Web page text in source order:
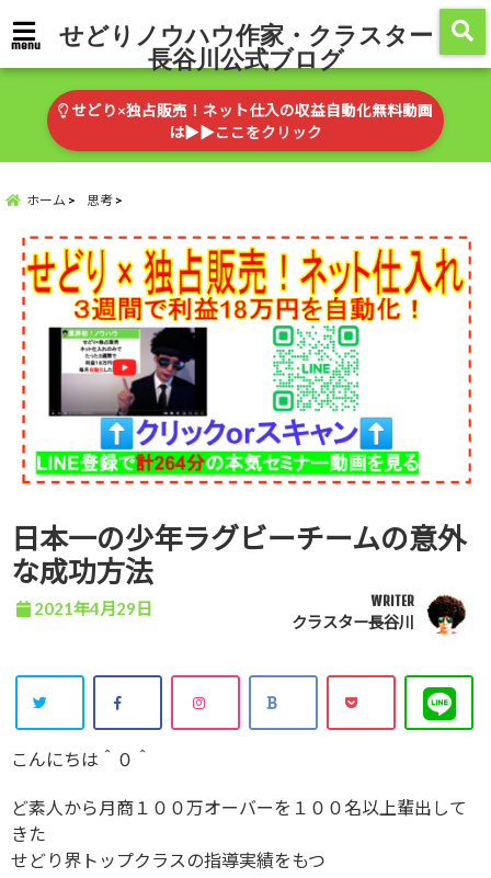
menu せどりノウハウ作家・クラスター
長谷川公式ブログ
せどり×独占販売！ネット仕入の収益自動化無料動画
は▶︎▶︎ここをクリック
ホーム 思考
日本一の少年ラグビーチームの意外
な成功方法
2021年4月29日 WRITER
クラスター長谷川
こんにちは＾０＾
ど素人から月商１００万オーバーを１００名以上輩出して
きた
せどり界トップクラスの指導実績をもつ